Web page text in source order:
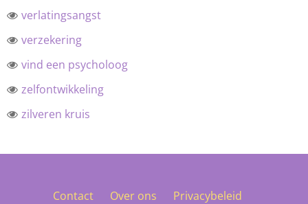
verlatingsangst
verzekering
vind een psycholoog
zelfontwikkeling
zilveren kruis
Contact Over ons Privacybeleid